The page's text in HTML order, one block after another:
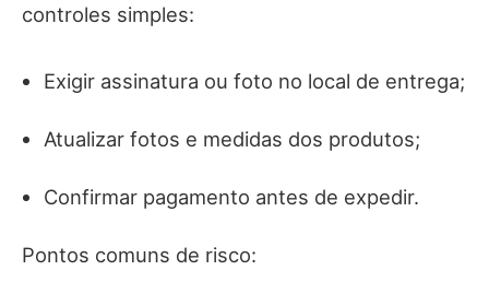
controles simples:
Exigir assinatura ou foto no local de entrega;
Atualizar fotos e medidas dos produtos;
Confirmar pagamento antes de expedir.
Pontos comuns de risco: